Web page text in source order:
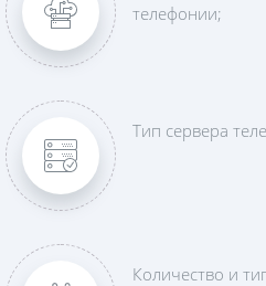
телефонии;
Тип сервера
Количество и